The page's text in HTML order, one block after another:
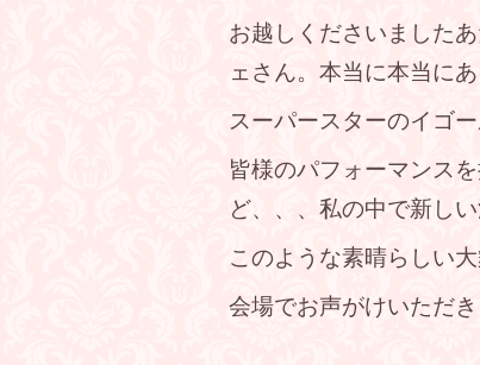
お越しくださいました
ェさん。本当に本当に
スーパースターのイゴ
皆様のパフォーマンス
ど、、、私の中で新し
このような素晴らしい
会場でお声がけいただ